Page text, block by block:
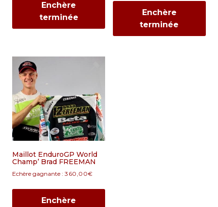
Enchère
terminée
Enchère
terminée
Maillot EnduroGP World
Champ’ Brad FREEMAN
Echère gagnante : 360,00€
Enchère